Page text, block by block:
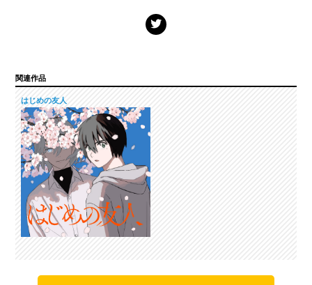
関連作品
はじめの友人